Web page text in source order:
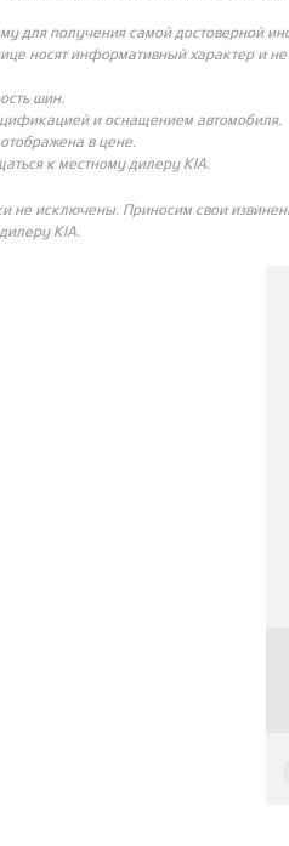
для получения самой достоверной
носят информативный характер и
шин.
и оснащением автомобиля.
в цене.
к местному дилеру KIA.
исключены. Приносим свои
KIA.